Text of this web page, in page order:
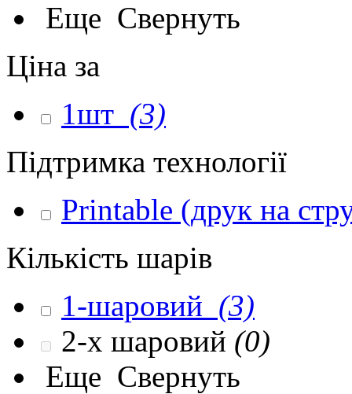
Еще Свернуть
Ціна за
1шт (3)
Підтримка технології
Printable (друк на
Кількість шарів
1-шаровий (3)
2-х шаровий (0)
Еще Свернуть